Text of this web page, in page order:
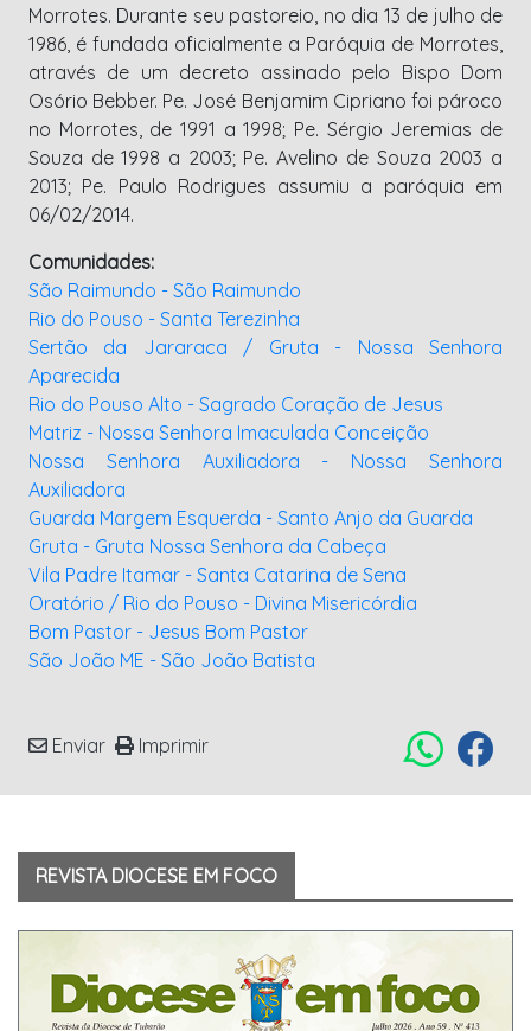
Morrotes. Durante seu pastoreio, no dia 13 de julho de
1986, é fundada oficialmente a Paróquia de Morrotes,
através de um decreto assinado pelo Bispo Dom
Osório Bebber. Pe. José Benjamim Cipriano foi pároco
no Morrotes, de 1991 a 1998; Pe. Sérgio Jeremias de
Souza de 1998 a 2003; Pe. Avelino de Souza 2003 a
2013; Pe. Paulo Rodrigues assumiu a paróquia em
06/02/2014.
Comunidades:
São Raimundo - São Raimundo
Rio do Pouso - Santa Terezinha
Sertão da Jararaca / Gruta - Nossa Senhora
Aparecida
Rio do Pouso Alto - Sagrado Coração de Jesus
Matriz - Nossa Senhora Imaculada Conceição
Nossa Senhora Auxiliadora - Nossa Senhora
Auxiliadora
Guarda Margem Esquerda - Santo Anjo da Guarda
Gruta - Gruta Nossa Senhora da Cabeça
Vila Padre Itamar - Santa Catarina de Sena
Oratório / Rio do Pouso - Divina Misericórdia
Bom Pastor - Jesus Bom Pastor
São João ME - São João Batista
Enviar Imprimir
REVISTA DIOCESE EM FOCO